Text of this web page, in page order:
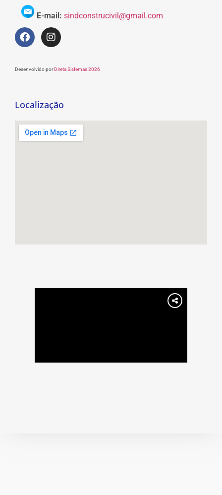
E-mail: sindconstrucivil@gmail.com
Desenvolvido porDireta Sistemas 2026
Localização